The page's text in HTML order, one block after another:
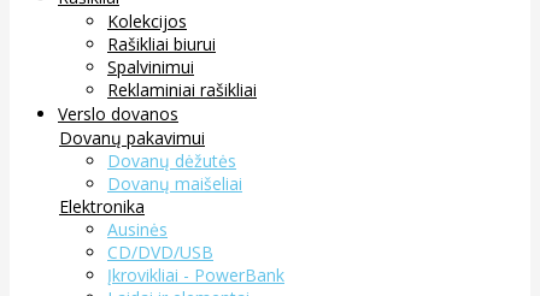
Kolekcijos
Rašikliai biurui
Spalvinimui
Reklaminiai rašikliai
Verslo dovanos
Dovanų pakavimui
Dovanų dėžutės
Dovanų maišeliai
Elektronika
Ausinės
CD/DVD/USB
Įkrovikliai - PowerBank